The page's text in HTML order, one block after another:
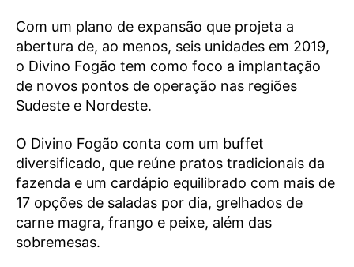
Com um plano de expansão que projeta a
abertura de, ao menos, seis unidades em 2019,
o Divino Fogão tem como foco a implantação
de novos pontos de operação nas regiões
Sudeste e Nordeste.
O Divino Fogão conta com um buffet
diversificado, que reúne pratos tradicionais da
fazenda e um cardápio equilibrado com mais de
17 opções de saladas por dia, grelhados de
carne magra, frango e peixe, além das
sobremesas.